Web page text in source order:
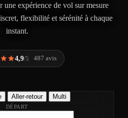
une expérience de vol sur mesure
flexibilité et sérénité à chaque
instant.
4,9/5 487 avis
Aller-retour Multi
DÉPART